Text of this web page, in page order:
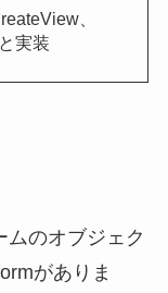
、
実装
ムのオブジェク
がありま